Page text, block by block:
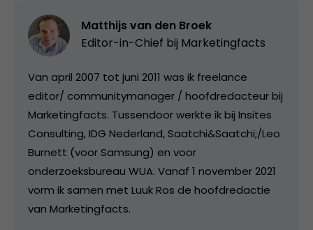
Matthijs van den Broek
Editor-in-Chief bij Marketingfacts
Van april 2007 tot juni 2011 was ik freelance
editor/ communitymanager / hoofdredacteur bij
Marketingfacts. Tussendoor werkte ik bij Insites
Consulting, IDG Nederland, Saatchi&Saatchi;/Leo
Burnett (voor Samsung) en voor
onderzoeksbureau WUA. Vanaf 1 november 2021
vorm ik samen met Luuk Ros de hoofdredactie
van Marketingfacts.